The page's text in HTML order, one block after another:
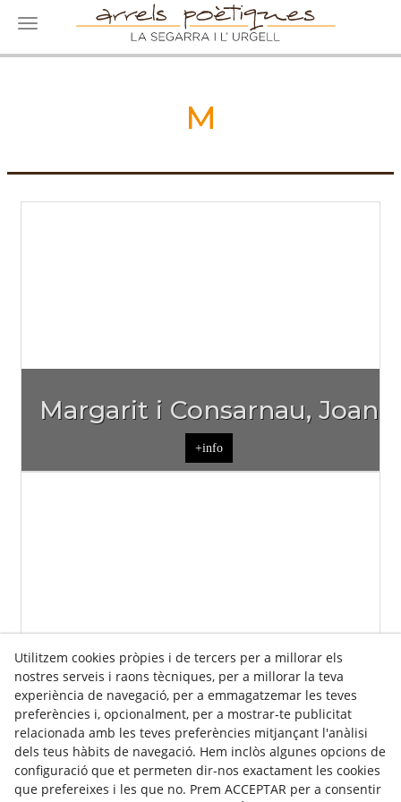
Toggle navigation
M
Margarit i Consarnau, Joan
+info
Martí Fustegueres, Ramon
+info
Utilitzem cookies pròpies i de tercers per a millorar els
nostres serveis i raons tècniques, per a millorar la teva
experiència de navegació, per a emmagatzemar les teves
preferències i, opcionalment, per a mostrar-te publicitat
relacionada amb les teves preferències mitjançant l'anàlisi
dels teus hàbits de navegació. Hem inclòs algunes opcions de
configuració que et permeten dir-nos exactament les cookies
que prefereixes i les que no. Prem ACCEPTAR per a consentir